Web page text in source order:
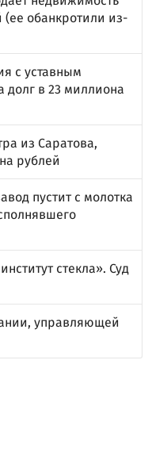
(ее обанкротили из-
с уставным
долг в 23 миллиона
из Саратова,
рублей
пустит с молотка
стекла». Суд
управляющей